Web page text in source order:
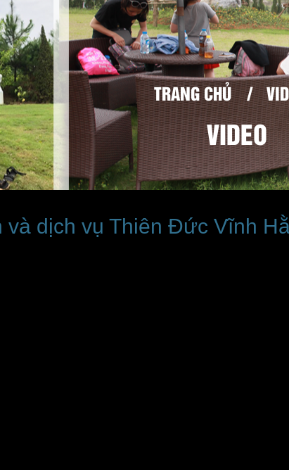
TRANG CHỦ /
VIDEO
và dịch vụ Thiên Đức Vĩnh